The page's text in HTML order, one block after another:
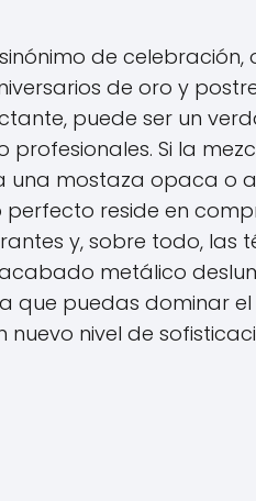
de
de oro y
puede ser un
Si la
una mostaza opaca o
reside en
y, sobre todo, las
metálico
que puedas dominar
nivel de